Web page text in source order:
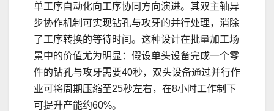
单工序自动化向工序协同方向演进。其双主轴异
步协作机制可实现钻孔与攻牙的并行处理，消除
了工序转换的等待时间。这种设计在批量加工场
景中的价值尤为明显：假设单头设备完成一个零
件的钻孔与攻牙需要40秒，双头设备通过并行作
业可将周期压缩至25秒左右，在8小时工作制下
可提升产能约60%。